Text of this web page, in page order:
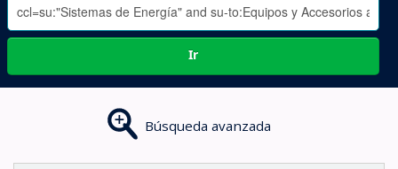
Ir
Búsqueda avanzada